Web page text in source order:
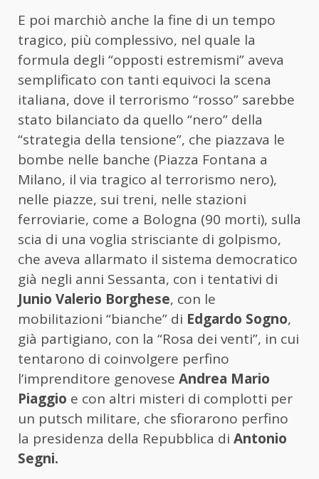
E poi marchiò anche la fine di un tempo
tragico, più complessivo, nel quale la
formula degli “opposti estremismi” aveva
semplificato con tanti equivoci la scena
italiana, dove il terrorismo “rosso” sarebbe
stato bilanciato da quello “nero” della
“strategia della tensione”, che piazzava le
bombe nelle banche (Piazza Fontana a
Milano, il via tragico al terrorismo nero),
nelle piazze, sui treni, nelle stazioni
ferroviarie, come a Bologna (90 morti), sulla
scia di una voglia strisciante di golpismo,
che aveva allarmato il sistema democratico
già negli anni Sessanta, con i tentativi di
Junio Valerio Borghese, con le
mobilitazioni “bianche” di Edgardo Sogno,
già partigiano, con la “Rosa dei venti”, in cui
tentarono di coinvolgere perfino
l’imprenditore genovese Andrea Mario
Piaggio e con altri misteri di complotti per
un putsch militare, che sfiorarono perfino
la presidenza della Repubblica di Antonio
Segni.